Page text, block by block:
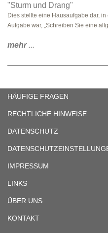
"Sturm und Drang"
Dies stellte eine Hausaufgabe dar,
Aufgabe war, „Schreiben Sie eine
mehr...
HÄUFIGE FRAGEN
RECHTLICHE HINWEISE
DATENSCHUTZ
IMPRESSUM
LINKS
ÜBER UNS
KONTAKT